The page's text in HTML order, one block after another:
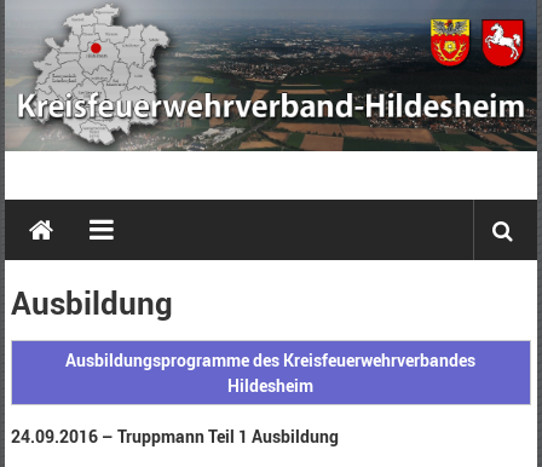
Inhalt
springen
Kreisfeuerwehrverband
Hildesheim
e.
V.
Ausbildung
Ausbildungsprogramme des Kreisfeuerwehrverbandes
Hildesheim
24.09.2016 – Truppmann Teil 1 Ausbildung